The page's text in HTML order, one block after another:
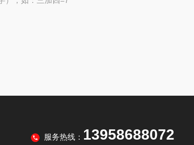
服务热线： 13958688072